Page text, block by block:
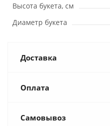
Высота букета, см
Диаметр букета
Доставка
Оплата
Самовывоз